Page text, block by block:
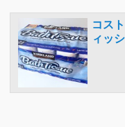
コス
ィッ